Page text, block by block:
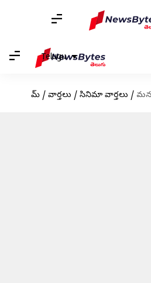
Telugu
హోమ్ / వార్తలు / సినిమా వార్తలు /